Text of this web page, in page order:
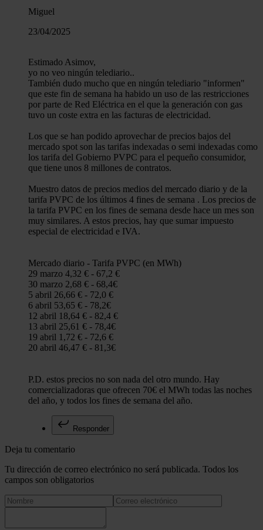
Miguel
23/04/2025
Estimado Asimov,
yo no veo ningún telediario..
También dudo mucho que en ningún telediario "informen"
que este fin de semana ha habido un uso de las restricciones
por parte de Red Eléctrica en el que la generación con gas
tuvo un coste extra en las facturas de electricidad.
Los que se han podido aprovechar de precios bajos del
mercado spot son las tarifas indexadas o semi indexadas como
los tarifa del Gobierno PVPC para el pequeño consumidor,
que tiene unos 8 millones de contratos.
Muestro datos de precios medios del mercado diario y de la
tarifa PVPC de los últimos 4 fines de semana . Los precios de
la tarifa PVPC en los fines de semana desde hace un mes son
muy similares. A estos precios, hay que sumar impuesto
especial de electricidad e IVA.
Mercado diario - Tarifa PVPC (en MWh)
29 marzo 4,32 € - 67,2 €
30 marzo 2,68 € - 68,4€
5 abril 26,66 € - 72,0 €
6 abril 53,65 € - 78,2€
12 abril 18,64 € - 82,4 €
13 abril 25,61 € - 78,4€
19 abril 1,72 € - 72,6 €
20 abril 46,47 € - 81,3€
P.D. estos precios no son nada del otro mundo. Hay
comercializadoras que ofrecen 70€ el MWh todas las noches
del año, y todos los fines de semana del año.
Responder
Deja tu comentario
Tu dirección de correo electrónico no será publicada. Todos los
campos son obligatorios